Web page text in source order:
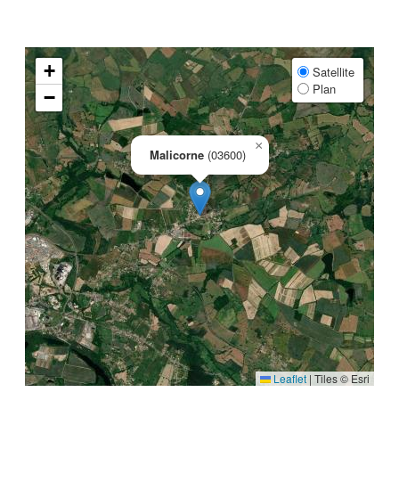
Malicorne (03600)
×
+
−
Satellite
Plan
Leaflet | Tiles © Esri